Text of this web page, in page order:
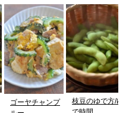
ゴーヤチャンプ
枝豆のゆで方/ゆ